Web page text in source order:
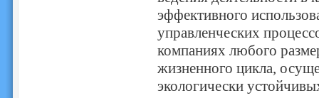
эффективного
управленческих
компаниях любого
жизненного цикла,
экологически